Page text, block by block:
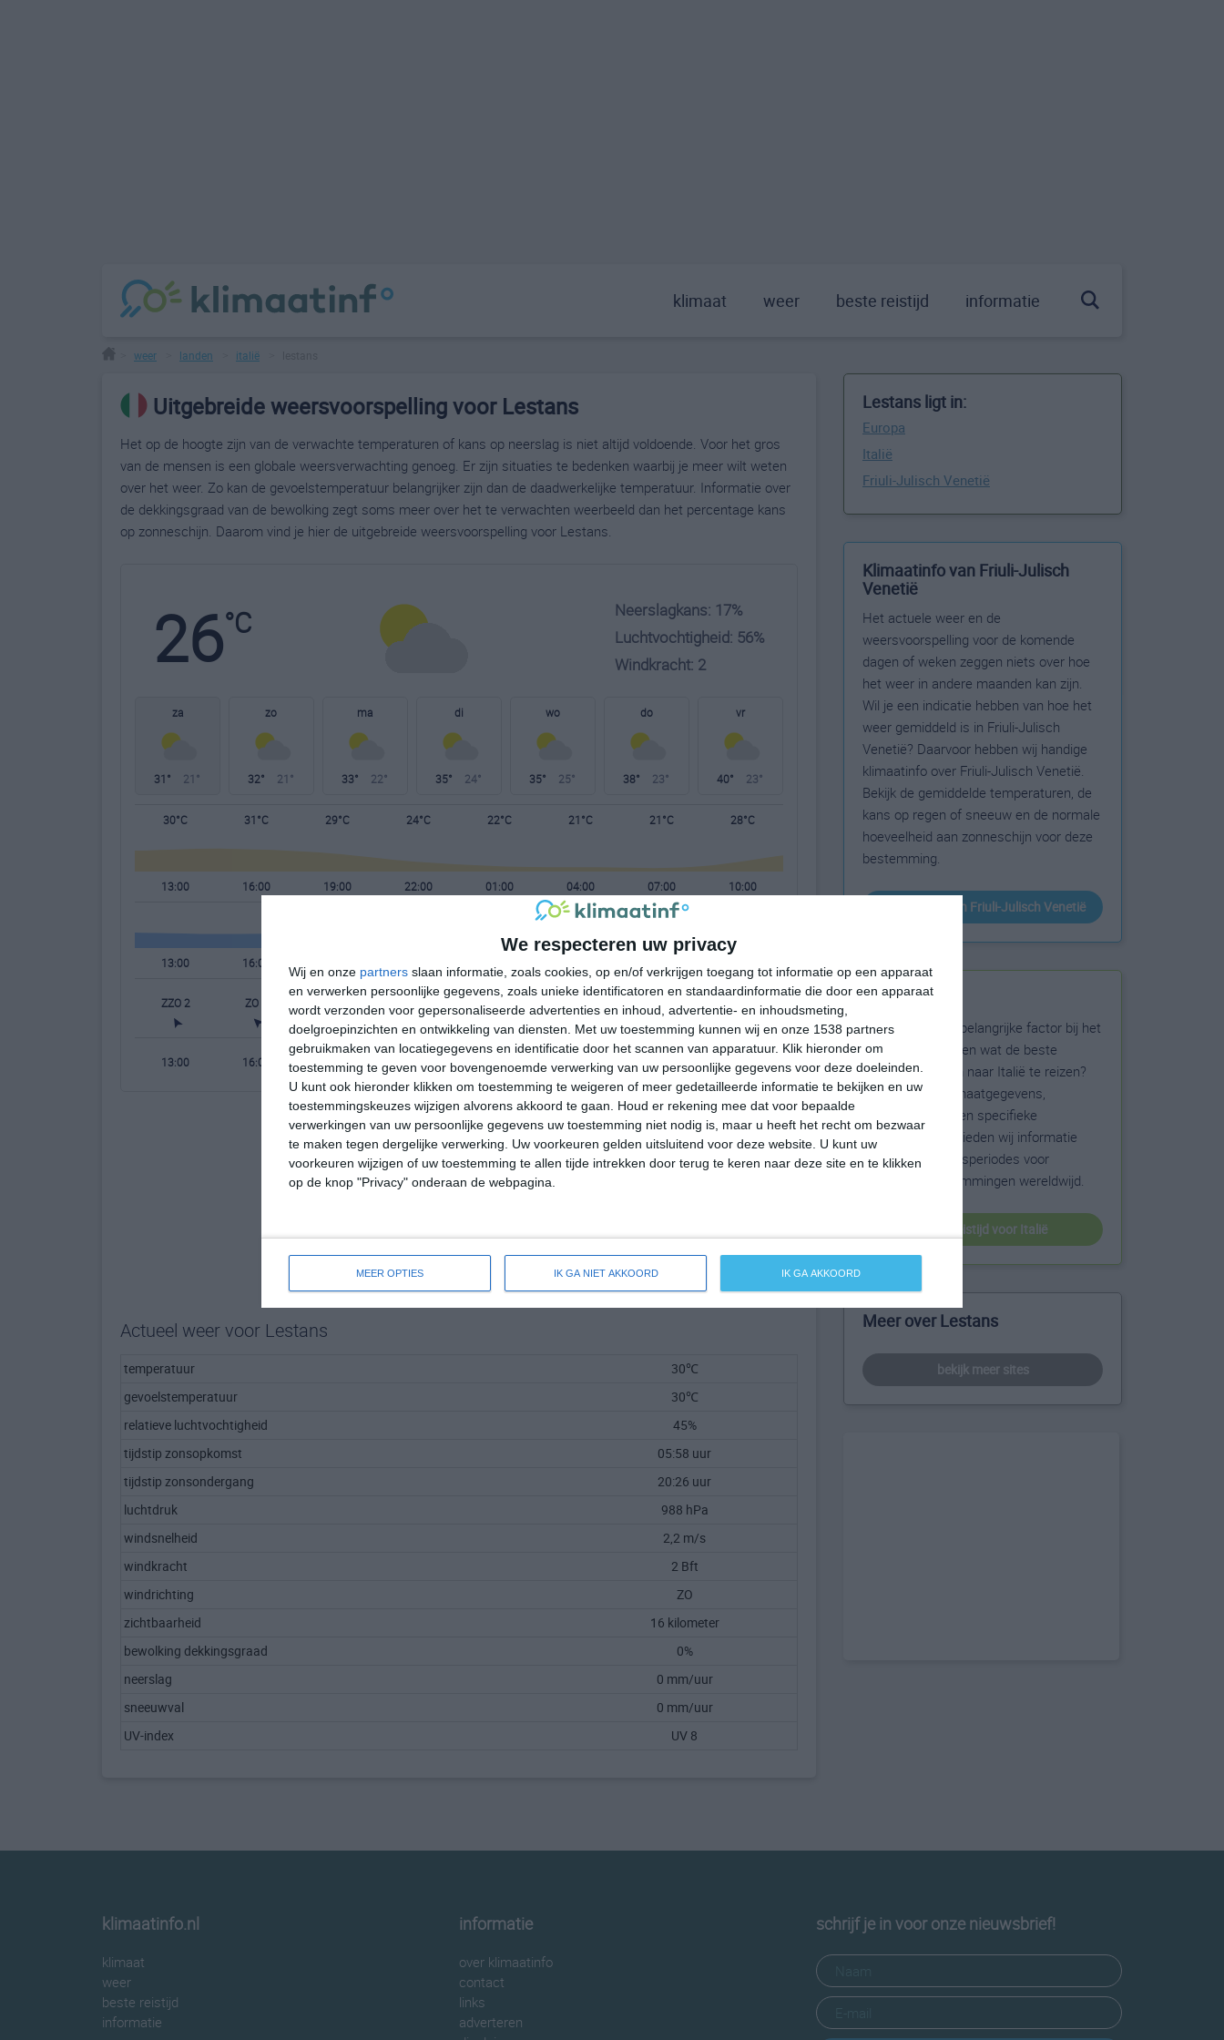
We respecteren uw privacy
Wij en onze partners slaan informatie, zoals cookies, op en/of verkrijgen toegang tot informatie op een apparaat
en verwerken persoonlijke gegevens, zoals unieke identificatoren en standaardinformatie die door een apparaat
wordt verzonden voor gepersonaliseerde advertenties en inhoud, advertentie- en inhoudsmeting,
doelgroepinzichten en ontwikkeling van diensten.
Met uw toestemming kunnen wij en onze 1538 partners
gebruikmaken van locatiegegevens en identificatie door het scannen van apparatuur. Klik hieronder om
toestemming te geven voor bovengenoemde verwerking van uw persoonlijke gegevens voor deze doeleinden.
U kunt ook hieronder klikken om toestemming te weigeren of meer gedetailleerde informatie te bekijken en uw
toestemmingskeuzes wijzigen alvorens akkoord te gaan.
Houd er rekening mee dat voor bepaalde
verwerkingen van uw persoonlijke gegevens uw toestemming niet nodig is, maar u heeft het recht om bezwaar
te maken tegen dergelijke verwerking. Uw voorkeuren gelden uitsluitend voor deze website. U kunt uw
voorkeuren wijzigen of uw toestemming te allen tijde intrekken door terug te keren naar deze site en te klikken
op de knop "Privacy" onderaan de webpagina.
MEER OPTIES IK GA NIET AKKOORD IK GA AKKOORD
klimaat weer beste reistijd informatie
weer landen italië
Uitgebreide weersvoorspelling voor Lestans
Het op de hoogte zijn van de verwachte temperaturen of kans op neerslag is niet altijd voldoende. Voor het gros
van de mensen is een globale weersverwachting genoeg. Er zijn situaties te bedenken waarbij je meer wilt weten
over het weer. Zo kan de gevoelstemperatuur belangrijker zijn dan de daadwerkelijke temperatuur. Informatie over
de dekkingsgraad van de bewolking zegt soms meer over het te verwachten weerbeeld dan het percentage kans
op zonneschijn. Daarom vind je hier de uitgebreide weersvoorspelling voor Lestans.
26°C
Neerslagkans: 17%
Luchtvochtigheid: 56%
Windkracht: 2
za
31° 21°
zo
32° 21°
ma
33° 22°
di
35° 24°
wo
35° 25°
do
38° 23°
vr
40° 23°
30°C 31°C 29°C 24°C 22°C 21°C 21°C 28°C
13:00 16:00 19:00 22:00 01:00 04:00 07:00 10:00
13:00 16:00
ZZO 2 ZO 2 NNW 1 NNW 2 NNW 2 NNW 2
13:00 16:00 19:00 04:00
Actueel weer voor Lestans
temperatuur
30℃
gevoelstemperatuur
30℃
relatieve luchtvochtigheid
45%
tijdstip zonsopkomst
05:58 uur
tijdstip zonsondergang
20:26 uur
luchtdruk
988 hPa
windsnelheid
2,2 m/s
windkracht
2 Bft
windrichting
ZO
zichtbaarheid
16 kilometer
bewolking dekkingsgraad
0%
neerslag
0 mm/uur
sneeuwval
0 mm/uur
UV-index
UV 8
Lestans ligt in:
Europa
Italië
Friuli-Julisch Venetië
Klimaatinfo van Friuli-Julisch
Venetië
Het actuele weer en de
weersvoorspelling voor de komende
dagen of weken zeggen niets over hoe
het weer in andere maanden kan zijn.
Wil je een indicatie hebben van hoe het
weer gemiddeld is in Friuli-Julisch
Venetië? Daarvoor hebben wij handige
klimaatinfo over Friuli-Julisch Venetië.
Bekijk de gemiddelde temperaturen, de
kans op regen of sneeuw en de normale
hoeveelheid aan zonneschijn voor deze
bestemming.
klimaatinfo van Friuli-Julisch Venetië
Beste reistijd
Het weer is een belangrijke factor bij het
reizen. Wil je weten wat de beste
maanden zijn om naar Italië te reizen?
Op basis van klimaatgegevens,
weersextremen en specifieke
weerinformatie bieden wij informatie
over de beste reisperiodes voor
duizenden bestemmingen wereldwijd.
beste reistijd voor Italië
Meer over Lestans
bekijk meer sites
klimaatinfo.nl
klimaat
weer
beste reistijd
informatie
informatie
over klimaatinfo
contact
links
adverteren
schrijf je in voor onze nieuwsbrief!